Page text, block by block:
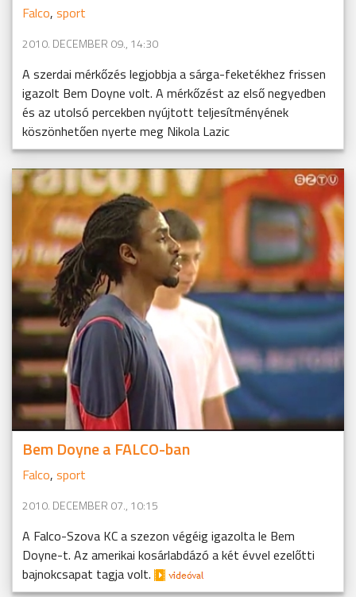
Falco, sport
2010. DECEMBER 09., 14:30
A szerdai mérkőzés legjobbja a sárga-feketékhez frissen
igazolt Bem Doyne volt. A mérkőzést az első negyedben
és az utolsó percekben nyújtott teljesítményének
köszönhetően nyerte meg Nikola Lazic
Bem Doyne a FALCO-ban
Falco, sport
2010. DECEMBER 07., 10:15
A Falco-Szova KC a szezon végéig igazolta le Bem
Doyne-t. Az amerikai kosárlabdázó a két évvel ezelőtti
bajnokcsapat tagja volt.